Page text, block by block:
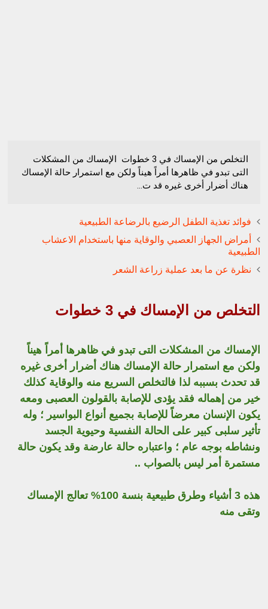
التخلص من الإمساك في 3 خطوات الإمساك من المشكلات
التى تبدو في ظاهرها أمراً هيناً ولكن مع استمرار حالة الإمساك
هناك أضرار أخرى غيره قد ت...
فوائد تغذية الطفل الرضيع بالرضاعة الطبيعية
أمراض الجهاز العصبي والوقاية منها باستخدام الاعشاب
الطبيعية
نظرة عن ما بعد عملية زراعة الشعر
التخلص من الإمساك في 3 خطوات
الإمساك من المشكلات التى تبدو في ظاهرها أمراً هيناً
ولكن مع استمرار حالة الإمساك هناك أضرار أخرى غيره
قد تحدث بسببه لذا فالتخلص السريع منه والوقاية كذلك
خير من إهماله فقد يؤدى للإصابة بالقولون العصبى ومعه
يكون الإنسان معرضاً للإصابة بجميع أنواع البواسير ؛ وله
تأثير سلبى كبير على الحالة النفسية وحيوية الجسد
ونشاطه بوجه عام ؛ واعتباره حالة عارضة وقد يكون حالة
مستمرة أمر ليس بالصواب ..
هذه 3 أشياء وطرق طبيعية بنسة 100% تعالج الإمساك
وتقى منه